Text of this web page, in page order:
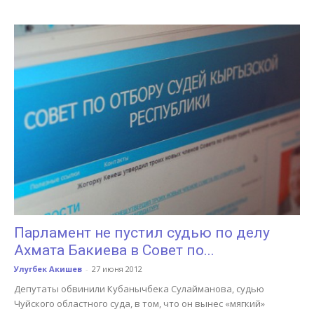
Парламент не пустил судью по делу
Ахмата Бакиева в Совет по...
Улугбек Акишев - 27 июня 2012
Депутаты обвинили Кубанычбека Сулайманова, судью
Чуйского областного суда, в том, что он вынес «мягкий»